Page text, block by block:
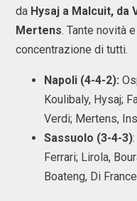
da Hysaj a Malcuit, da
Mertens. Tante novità
concentrazione di tutti.
Napoli (4-4-2):
Koulibaly, Hysaj;
Verdi; Mertens,
Sassuolo (3-4-3)
Ferrari; Lirola,
Boateng, Di